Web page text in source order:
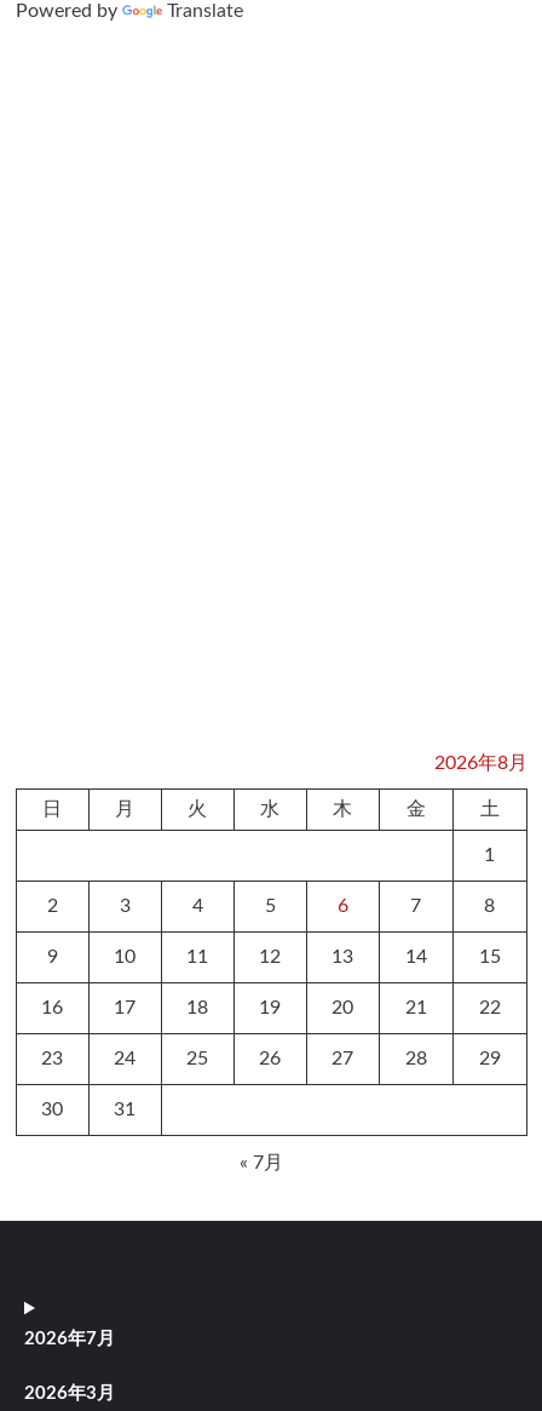
Powered by Translate
2026年8月
日 月 火 水 木 金 土
1
2 3 4 5 6 7 8
9 10 11 12 13 14 15
16 17 18 19 20 21 22
23 24 25 26 27 28 29
30 31
« 7月
2026年7月
2026年3月